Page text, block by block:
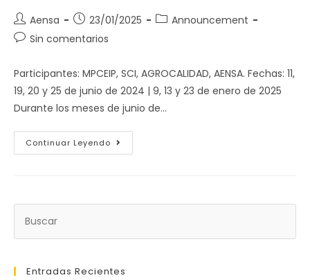
Aensa 23/01/2025
Announcement
Sin comentarios
Participantes: MPCEIP, SCI, AGROCALIDAD, AENSA. Fechas: 11,
19, 20 y 25 de junio de 2024 | 9, 13 y 23 de enero de 2025
Durante los meses de junio de…
Continuar Leyendo
Entradas Recientes